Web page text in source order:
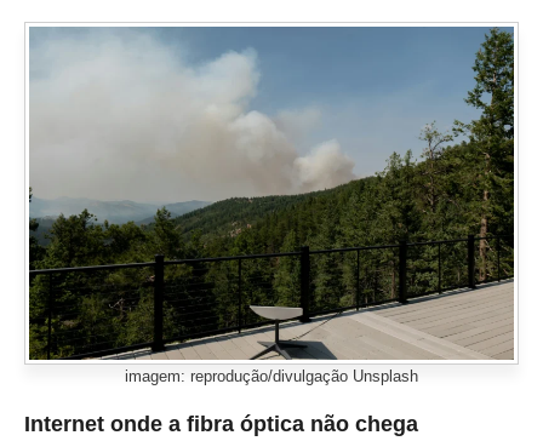
imagem: reprodução/divulgação Unsplash
Internet onde a fibra óptica não chega